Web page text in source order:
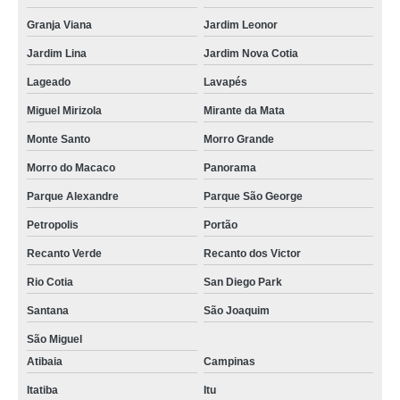
piso de madeira para varanda preço em Cotia
quanto custa piso de madeira em Itupeva
quanto custa piso de madeira no Jardim Lina
instalação de piso de madeira na Rio Cotia
piso de madeira para sala em Carapicuíba
piso de madeira em sp preço em Poá
piso em madeira cumaru em Vinhedo
piso de madeira para escada na Panorama
piso em madeira para escada em Itupeva
instalação de piso laminado de madeira no Jardim Leonor
Granja Viana Jardim Leonor
Jardim Lina Jardim Nova Cotia
Lageado Lavapés
Miguel Mirizola Mirante da Mata
Monte Santo Morro Grande
Morro do Macaco Panorama
Parque Alexandre Parque São George
Petropolis Portão
Recanto Verde Recanto dos Victor
Rio Cotia San Diego Park
Santana São Joaquim
São Miguel
Atibaia
Campinas
Itatiba Itu